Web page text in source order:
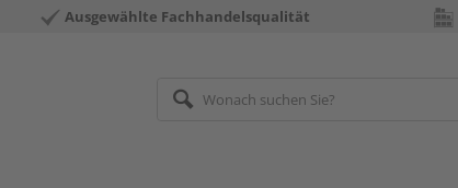
Ausgewählte Fachhandelsqualität